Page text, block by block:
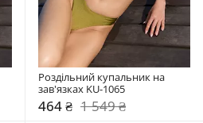
Роздільний купальник на
зав'язках KU-1065
464 ₴ 1 549 ₴